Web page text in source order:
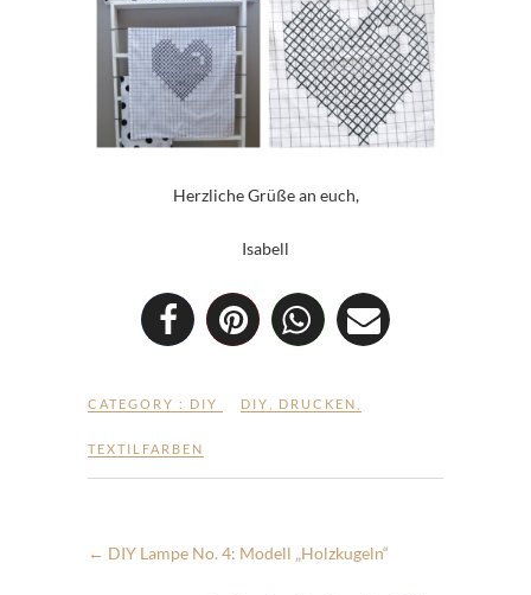
Herzliche Grüße an euch,
Isabell
CATEGORY : DIY DIY DRUCKEN
TEXTILFARBEN
← DIY Lampe No. 4: Modell „Holzkugeln“